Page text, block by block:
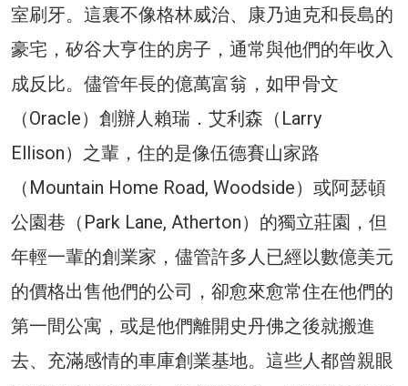
室刷牙。這裏不像格林威治、康乃迪克和長島的
豪宅，矽谷大亨住的房子，通常與他們的年收入
成反比。儘管年長的億萬富翁，如甲骨文
（Oracle）創辦人賴瑞．艾利森（Larry
Ellison）之輩，住的是像伍德賽山家路
（Mountain Home Road, Woodside）或阿瑟頓
公園巷（Park Lane, Atherton）的獨立莊園，但
年輕一輩的創業家，儘管許多人已經以數億美元
的價格出售他們的公司，卻愈來愈常住在他們的
第一間公寓，或是他們離開史丹佛之後就搬進
去、充滿感情的車庫創業基地。這些人都曾親眼